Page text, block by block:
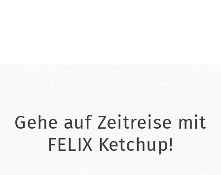
Gehe auf Zeitreise mit
FELIX Ketchup!